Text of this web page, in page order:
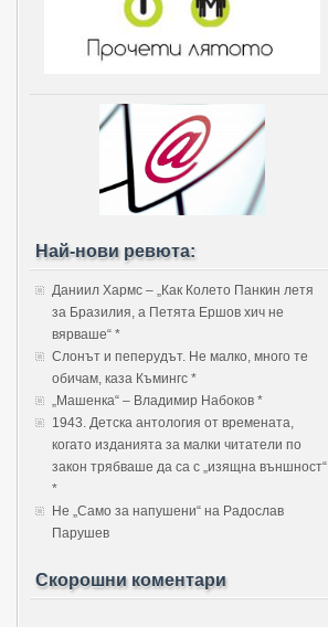
Най-нови ревюта:
Даниил Хармс – „Как Колето Панкин летя
за Бразилия, а Петята Ершов хич не
вярваше“ *
Слонът и пеперудът. Не малко, много те
обичам, каза Къмингс *
„Машенка“ – Владимир Набоков *
1943. Детска антология от времената,
когато изданията за малки читатели по
закон трябваше да са с „изящна външност“
*
Не „Само за напушени“ на Радослав
Парушев
Скорошни коментари